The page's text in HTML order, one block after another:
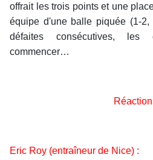
offrait les trois points et une
équipe d'une balle piquée (1-
défaites consécutives,
commencer…
Eric Roy (entraîneur de Nice) :